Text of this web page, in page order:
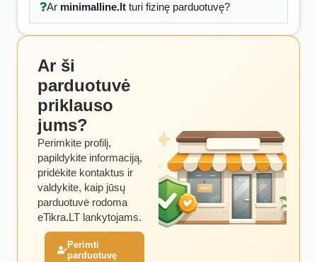
Ar minimalline.ltturi fizinę parduotuvę?
Ar ši
parduotuvė
priklauso
jums?
Perimkite profilį,
papildykite informaciją,
pridėkite kontaktus ir
valdykite, kaip jūsų
parduotuvė rodoma
eTikra.LT lankytojams.
Perimti
parduotuvę